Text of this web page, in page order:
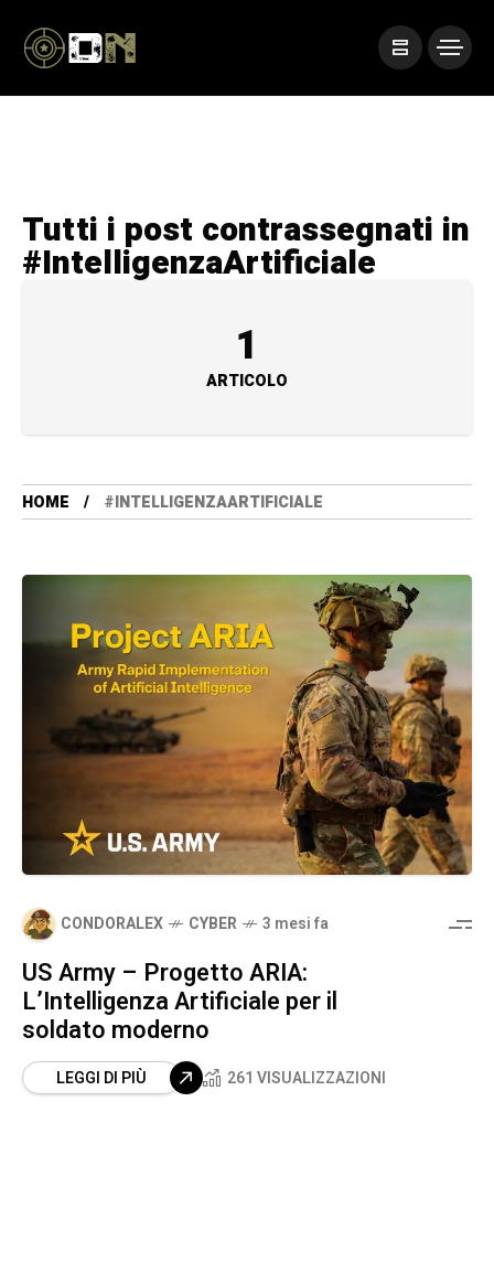
Tutti i post contrassegnati in
#IntelligenzaArtificiale
1
ARTICOLO
HOME #INTELLIGENZAARTIFICIALE
CONDORALEX CYBER 3 mesi fa
US Army – Progetto ARIA:
L’Intelligenza Artificiale per il
soldato moderno
LEGGI DI PIÙ 261 VISUALIZZAZIONI